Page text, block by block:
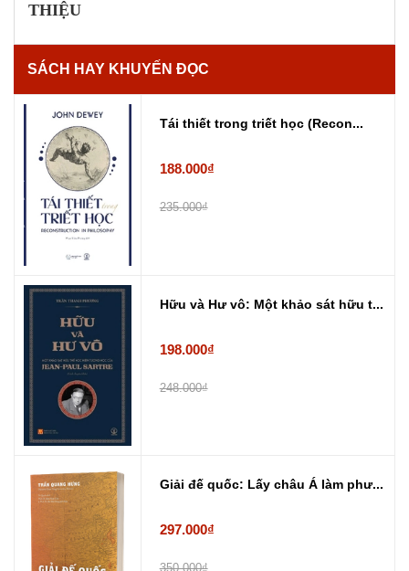
THIỆU
SÁCH HAY KHUYẾN ĐỌC
Tái thiết trong triết học (Recon...
188.000₫
235.000₫
Hữu và Hư vô: Một khảo sát hữu t...
198.000₫
248.000₫
Giải đế quốc: Lấy châu Á làm phư...
297.000₫
350.000₫